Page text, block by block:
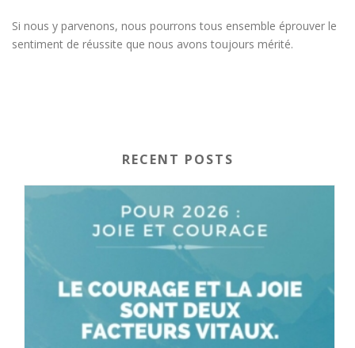
Si nous y parvenons, nous pourrons tous ensemble éprouver le
sentiment de réussite que nous avons toujours mérité.
RECENT POSTS